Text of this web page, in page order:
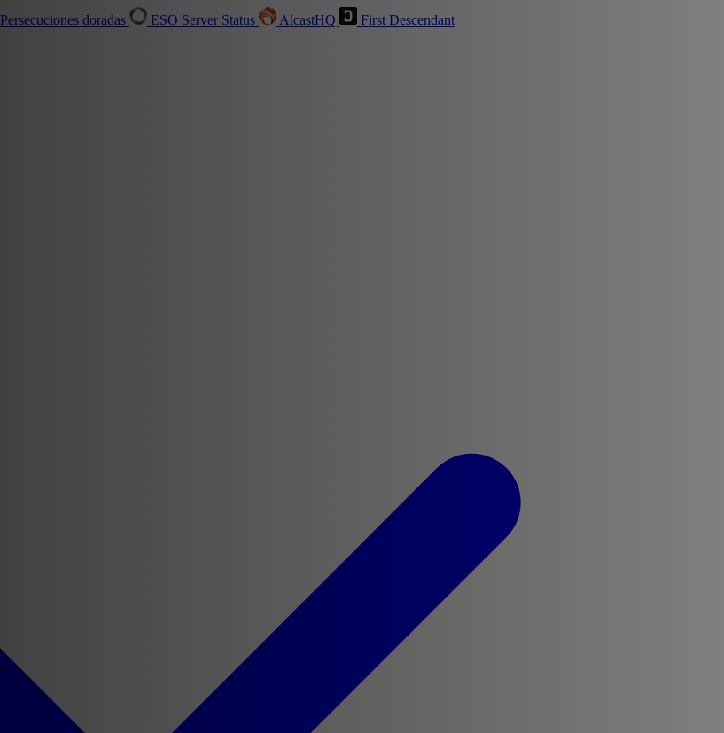
Persecuciones doradas ESO Server Status AlcastHQ
First Descendant